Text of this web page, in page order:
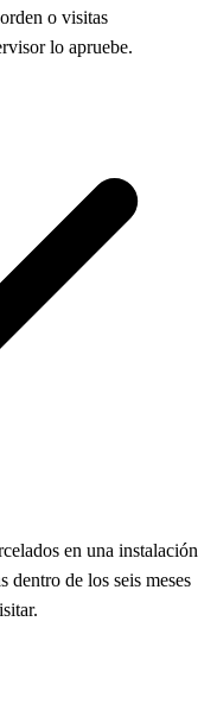
o visitas
lo apruebe.
en una instalación
dentro de los seis meses